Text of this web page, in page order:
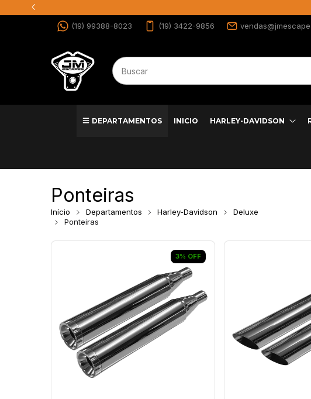
(19) 99388-8023 (19) 3422-9856
DEPARTAMENTOS INICIO HARLEY-DAVIDSON
Ponteiras
Início Departamentos Harley-Davidson
Deluxe
Ponteiras
3% OFF